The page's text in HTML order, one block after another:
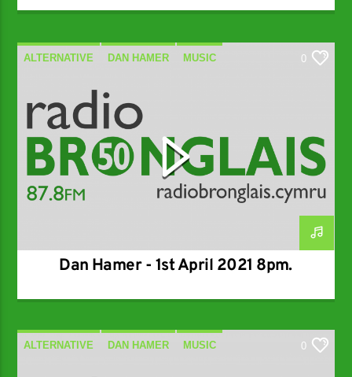
ALTERNATIVE DAN HAMER MUSIC 0
Dan Hamer - 1st April 2021 8pm.
ALTERNATIVE DAN HAMER MUSIC 0